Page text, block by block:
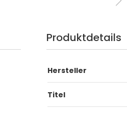
Produktdetails
Hersteller
Titel